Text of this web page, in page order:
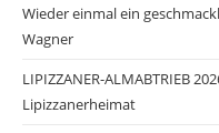
Wieder einmal ein
Wagner
LIPIZZANER-ALMABTRIEB
Lipizzanerheimat